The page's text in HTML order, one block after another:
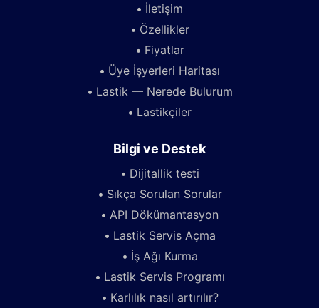
İletişim
Özellikler
Fiyatlar
Üye İşyerleri Haritası
Lastik — Nerede Bulurum
Lastikçiler
Bilgi ve Destek
Dijitallik testi
Sıkça Sorulan Sorular
API Dökümantasyon
Lastik Servis Açma
İş Ağı Kurma
Lastik Servis Programı
Karlılık nasıl artırılır?